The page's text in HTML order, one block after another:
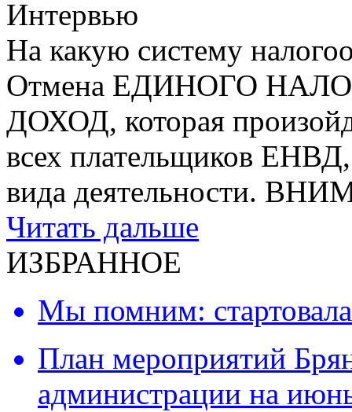
На какую систему
Отмена ЕДИНОГО
ДОХОД, которая
всех плательщиков
вида деятельности.
Читать дальше
ИЗБРАННОЕ
Мы помним:
План мероприятий
администрации на